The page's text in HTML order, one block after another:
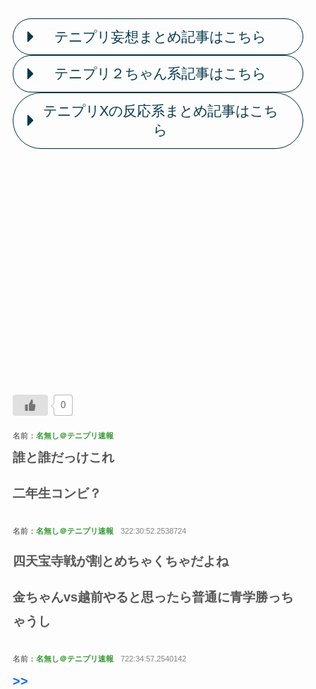
テニプリ妄想まとめ記事はこちら
テニプリ２ちゃん系記事はこちら
テニプリXの反応系まとめ記事はこち
ら
0
名前： 名無し＠テニプリ速報
誰と誰だっけこれ
二年生コンビ？
名前： 名無し＠テニプリ速報 322:30:52.2538724
四天宝寺戦が割とめちゃくちゃだよね
金ちゃんvs越前やると思ったら普通に青学勝っち
ゃうし
名前： 名無し＠テニプリ速報 722:34:57.2540142
>>